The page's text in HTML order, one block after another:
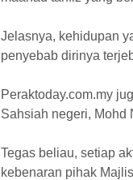
Jelasnya, kehidupan
penyebab dirinya
Peraktoday.com.my
Sahsiah negeri, Mohd
Tegas beliau, setiap
kebenaran pihak